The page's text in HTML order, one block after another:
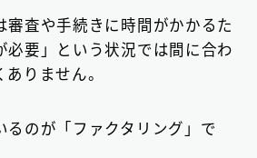
のファクタリング会社 5
リング会社 1
審査や手続きに時間がかかるた
必要」という状況では間に合わ
りません。
るのが「ファクタリング」で